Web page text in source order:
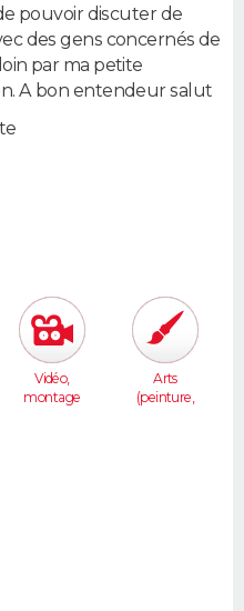
pouvoir discuter de
des gens concernés de
par ma petite
A bon entendeur salut
Vidéo,
montage
Arts
(peinture,